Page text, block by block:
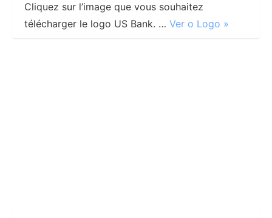
Cliquez sur l’image que vous souhaitez
télécharger le logo US Bank. … Ver o Logo »